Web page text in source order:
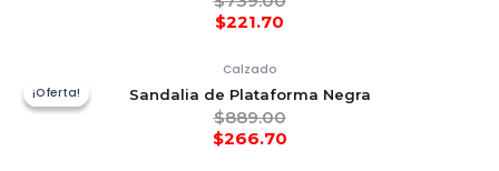
$221.70
¡Oferta!
¡Oferta!
Calzado
Sandalia de Plataforma Negra
$889.00
$266.70